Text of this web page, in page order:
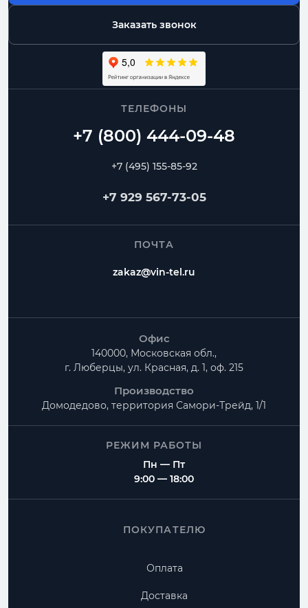
Заказать звонок
ТЕЛЕФОНЫ
+7 (495) 155-85-92
+7 929 567-73-05
ПОЧТА
zakaz@vin-tel.ru
Офис
140000, Московская обл.,
г. Люберцы, ул. Красная, д. 1, оф. 215
Производство
Домодедово, территория Самори-Трейд, 1/1
РЕЖИМ РАБОТЫ
Пн — Пт
9:00 — 18:00
ПОКУПАТЕЛЮ
Оплата
Доставка